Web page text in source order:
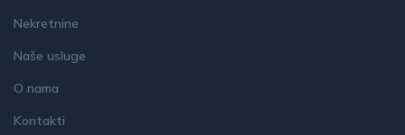
Nekretnine
Naše usluge
O nama
Kontakti